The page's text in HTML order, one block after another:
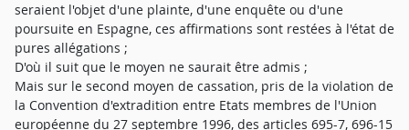
seraient l'objet d'une plainte, d'une enquête ou d'une
poursuite en Espagne, ces affirmations sont restées à l'état de
pures allégations ;
D'où il suit que le moyen ne saurait être admis ;
Mais sur le second moyen de cassation, pris de la violation de
la Convention d'extradition entre Etats membres de l'Union
européenne du 27 septembre 1996, des articles 695-7, 696-15